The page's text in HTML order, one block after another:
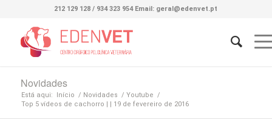
212 129 128 / 934 323 954 Email: geral@edenvet.pt
Novidades
Está aqui: Início / Novidades / Youtube /
Top 5 vídeos de cachorro | | 19 de fevereiro de 2016